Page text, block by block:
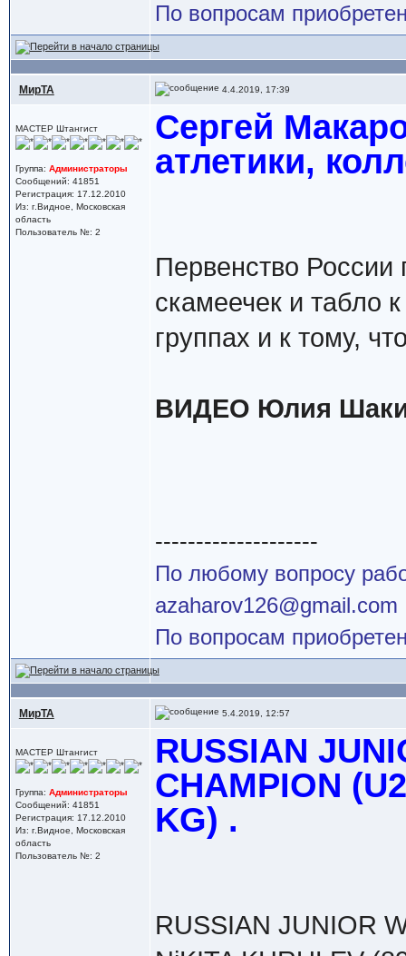
По вопросам
МирТА 4.4.2019, 17:39
МАСТЕР Штангист
Группа: Администраторы
Сообщений: 41851
Регистрация: 17.12.2010
Из: г.Видное, Московская
область
Пользователь №: 2
Сергей
атлетики,
Первенство России
скамеечек и табло
группах и к тому,
ВИДЕО Юлия
--------------------
По любому вопросу
azaharov126@gmail.com
По вопросам
МирТА 5.4.2019, 12:57
МАСТЕР Штангист
Группа: Администраторы
Сообщений: 41851
Регистрация: 17.12.2010
Из: г.Видное, Московская
область
Пользователь №: 2
RUSSIAN
CHAMPION
KG) .
RUSSIAN JUNIOR